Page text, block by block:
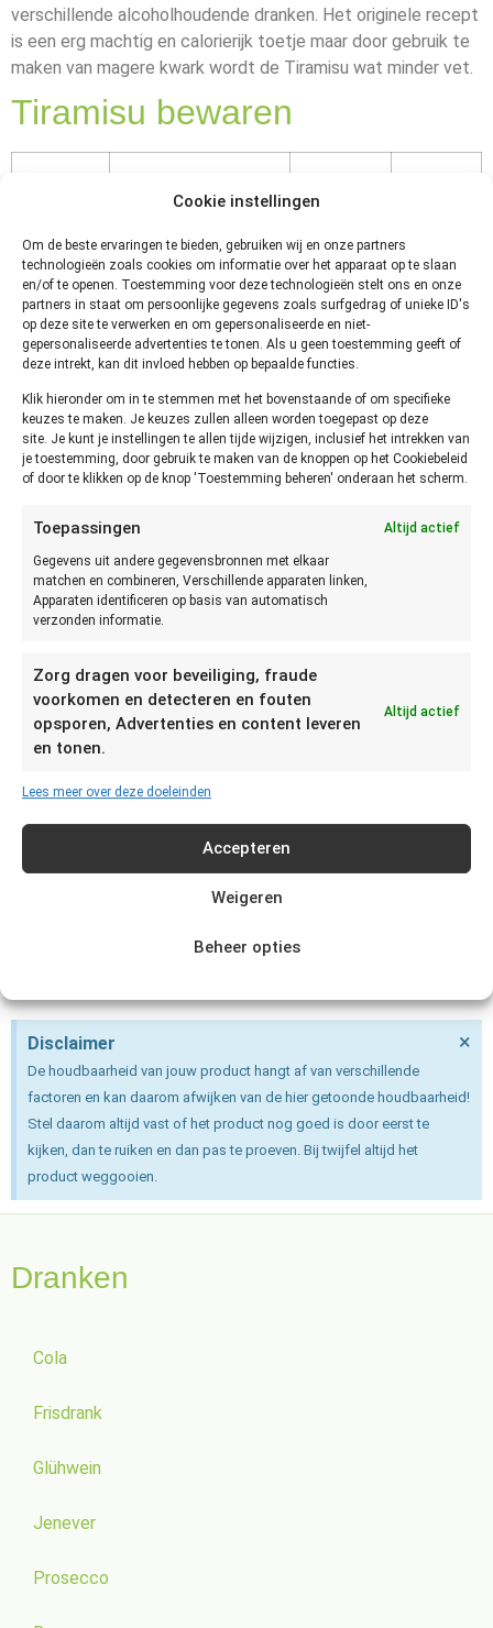
Cookie instellingen
Om de beste ervaringen te bieden, gebruiken wij en onze partners
technologieën zoals cookies om informatie over het apparaat op te slaan
en/of te openen. Toestemming voor deze technologieën stelt ons en onze
partners in staat om persoonlijke gegevens zoals surfgedrag of unieke ID's
op deze site te verwerken en om gepersonaliseerde en niet-
gepersonaliseerde advertenties te tonen. Als u geen toestemming geeft of
deze intrekt, kan dit invloed hebben op bepaalde functies.
Klik hieronder om in te stemmen met het bovenstaande of om specifieke
keuzes te maken. Je keuzes zullen alleen worden toegepast op deze
site. Je kunt je instellingen te allen tijde wijzigen, inclusief het intrekken van
je toestemming, door gebruik te maken van de knoppen op het Cookiebeleid
of door te klikken op de knop 'Toestemming beheren' onderaan het scherm.
Toepassingen Altijd actief
Gegevens uit andere gegevensbronnen met elkaar
matchen en combineren, Verschillende apparaten linken,
Apparaten identificeren op basis van automatisch
verzonden informatie.
Zorg dragen voor beveiliging, fraude
voorkomen en detecteren en fouten
opsporen, Advertenties en content leveren
en tonen.
Altijd actief
Lees meer over deze doeleinden
Accepteren
Weigeren
Beheer opties
verschillende alcoholhoudende dranken. Het originele recept
is een erg machtig en calorierijk toetje maar door gebruik te
maken van magere kwark wordt de Tiramisu wat minder vet.
Tiramisu bewaren
Tiramisu
Binnen paar uur
opeten of koelen
3 tot 5
dagen
Hoe kun
je
vaststellen of Tiramisu niet meer
goed is?
is door te zien, ruiken en proeven. Als de Tiramisu waterig is,
zuur ruikt en niet meer goed smaakt dient zij weggegooid te
worden.
Tiramisu kan tot 3 dagen in de koelkast bewaard worden in
een vershoud taartdoos. Indien gekocht, verwijder dan de
kartonnen verpakking. Zet de Tiramisu na gebruik snel terug
in de koelkast en gebruik telkens een schone lepel. In zijn
koeling staat je bij thuiskomst het product ook in de
Disclaimer
De houdbaarheid van jouw product hangt af van verschillende
factoren en kan daarom afwijken van de hier getoonde houdbaarheid!
Stel daarom altijd vast of het product nog goed is door eerst te
kijken, dan te ruiken en dan pas te proeven. Bij twijfel altijd het
product weggooien.
×
Dranken
Cola
Frisdrank
Glühwein
Jenever
Prosecco